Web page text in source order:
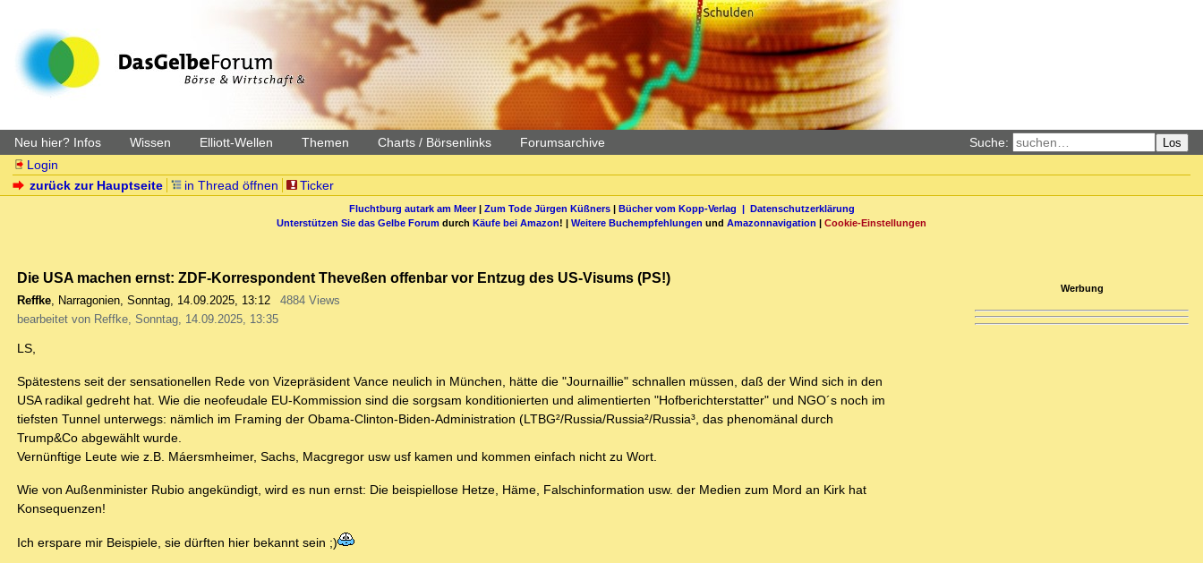
Neu hier? Infos Wissen Elliott-Wellen Themen Charts / Börsenlinks Forumsarchive Suche: Los
Login
zurück zur Hauptseite
in Thread öffnen Ticker
Fluchtburg autark am Meer| Zum Tode Jürgen Küßners| Bücher vom Kopp-Verlag | Datenschutzerklärung
Unterstützen Sie das Gelbe Forum durch Käufe bei Amazon! | Weitere Buchempfehlungen und Amazonnavigation | Cookie-Einstellungen
Die USA machen ernst: ZDF-Korrespondent Theveßen offenbar vor Entzug des US-Visums (PS!)
Reffke, Narragonien, Sonntag, 14.09.2025, 13:12
4884 Views
bearbeitet von Reffke, Sonntag, 14.09.2025, 13:35
LS,
Spätestens seit der sensationellen Rede von Vizepräsident Vance neulich in München, hätte die "Journaillie" schnallen müssen, daß der Wind sich in den
USA radikal gedreht hat. Wie die neofeudale EU-Kommission sind die sorgsam konditionierten und alimentierten "Hofberichterstatter" und NGO´s noch im
tiefsten Tunnel unterwegs: nämlich im Framing der Obama-Clinton-Biden-Administration (LTBG²/Russia/Russia²/Russia³, das phenomänal durch
Trump&Co abgewählt wurde.
Vernünftige Leute wie z.B. Máersmheimer, Sachs, Macgregor usw usf kamen und kommen einfach nicht zu Wort.
Wie von Außenminister Rubio angekündigt, wird es nun ernst: Die beispiellose Hetze, Häme, Falschinformation usw. der Medien zum Mord an Kirk hat
Konsequenzen!
Ich erspare mir Beispiele, sie dürften hier bekannt sein ;)
Werbung